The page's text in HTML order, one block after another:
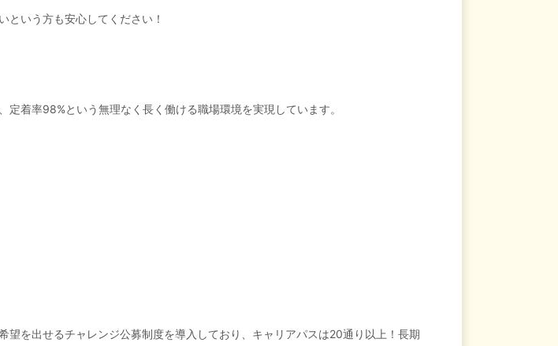
という方も安心してください！
着率98%という無理なく長く働ける職場環境を実現しています。
を出せるチャレンジ公募制度を導入しており、キャリアパスは20通り以上！長期